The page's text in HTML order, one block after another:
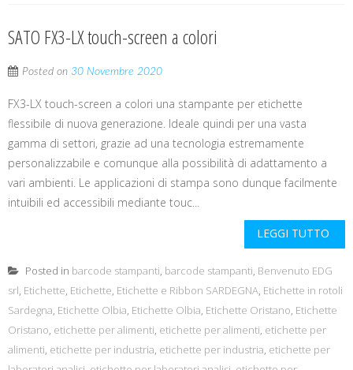
SATO FX3-LX touch-screen a colori
Posted on 30 Novembre 2020
FX3-LX touch-screen a colori una stampante per etichette
flessibile di nuova generazione. Ideale quindi per una vasta
gamma di settori, grazie ad una tecnologia estremamente
personalizzabile e comunque alla possibilità di adattamento a
vari ambienti. Le applicazioni di stampa sono dunque facilmente
intuibili ed accessibili mediante touc...
LEGGI TUTTO
Posted in barcode stampanti, barcode stampanti, Benvenuto EDG
srl, Etichette, Etichette, Etichette e Ribbon SARDEGNA, Etichette in rotoli
Sardegna, Etichette Olbia, Etichette Olbia, Etichette Oristano, Etichette
Oristano, etichette per alimenti, etichette per alimenti, etichette per
alimenti, etichette per industria, etichette per industria, etichette per